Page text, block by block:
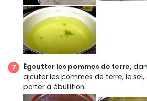
Égoutter les pommes de terre,
ajouter les pommes de terre, le sel,
porter à ébullition.